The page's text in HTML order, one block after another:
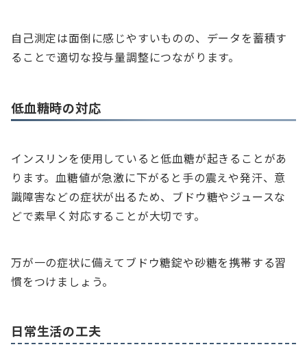
自己測定は面倒に感じやすいものの、データを蓄積す
ることで適切な投与量調整につながります。
低血糖時の対応
インスリンを使用していると低血糖が起きることがあ
ります。血糖値が急激に下がると手の震えや発汗、意
識障害などの症状が出るため、ブドウ糖やジュースな
どで素早く対応することが大切です。
万が一の症状に備えてブドウ糖錠や砂糖を携帯する習
慣をつけましょう。
日常生活の工夫